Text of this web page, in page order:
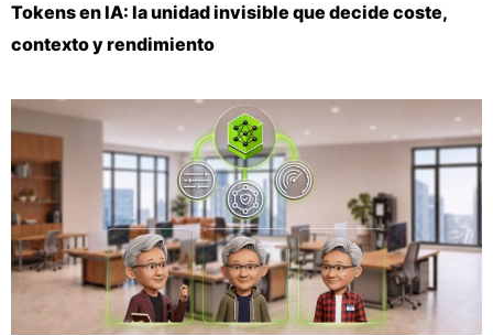
Tokens en IA: la unidad invisible que decide coste,
contexto y rendimiento